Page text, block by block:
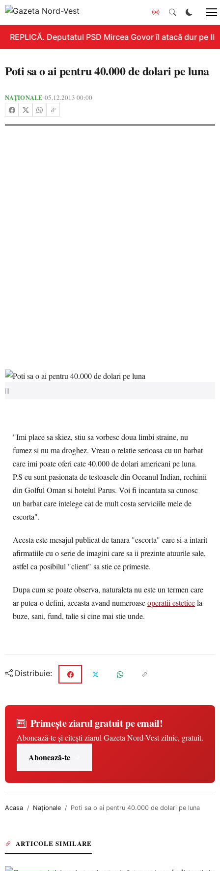
REPLICĂ. Deputatul PSD Mircea Govor îl atacă dur pe
Poti sa o ai pentru 40.000 de dolari pe luna
NAȚIONALE•05.12.2013 00:00
|||
"Imi place sa skiez, stiu sa vorbesc doua limbi straine, nu
fumez si nu ma droghez. Vreau o relatie serioasa cu un barbat
care imi poate oferi cate 40.000 de dolari americani pe luna.
P.S eu sunt pasionata de testoasele din Oceanul Indian, rechinii
din Golful Oman si hotelul Parus. Voi fi incantata sa cunosc
un barbat care intelege cat de mult costa serviciile mele de
escorta".
Acesta este mesajul publicat de tanara "escorta" care si-a intarit
afirmatiile cu o serie de imagini care sa ii prezinte atuurile sale,
astfel ca posibilul "client" sa stie ce primeste.
Dupa cum se poate observa, naturaleta nu este un termen care
ar putea-o defini, aceasta avand numeroaseoperatii esteticela
buze, sani, fund, talie si cine mai stie unde.
Distribuie:
Primește ziarul gratuit pe email!
Abonează-te și citești ziarul Gazeta Nord-Vest zilnic, gratuit.
Abonează-te
Acasa Naționale Poti sa o ai pentru 40.000 de dolari pe luna
ARTICOLE SIMILARE